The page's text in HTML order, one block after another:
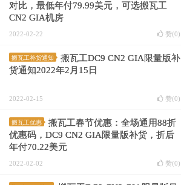
对比，最低年付79.99美元，可选搬瓦工
CN2 GIA机房
2022-02-22 赞(0)
搬瓦工补货通知
搬瓦工DC9 CN2 GIA限量版补
货通知2022年2月15日
2022-02-15 赞(0)
搬瓦工优惠
搬瓦工春节优惠：全场通用88折
优惠码，DC9 CN2 GIA限量版补货，折后
年付70.22美元
2022-02-02 赞(0)